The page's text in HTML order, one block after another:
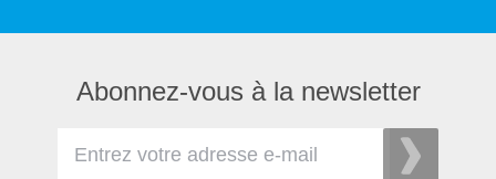
Abonnez-vous à la newsletter